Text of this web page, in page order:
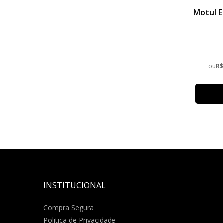
Motul
ou
INSTITUCIONAL
Compra Segura
Politica de Privacidade